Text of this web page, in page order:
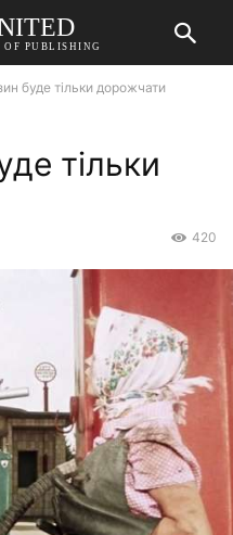
OF PUBLISHING
буде тільки дорожчати
тільки
420